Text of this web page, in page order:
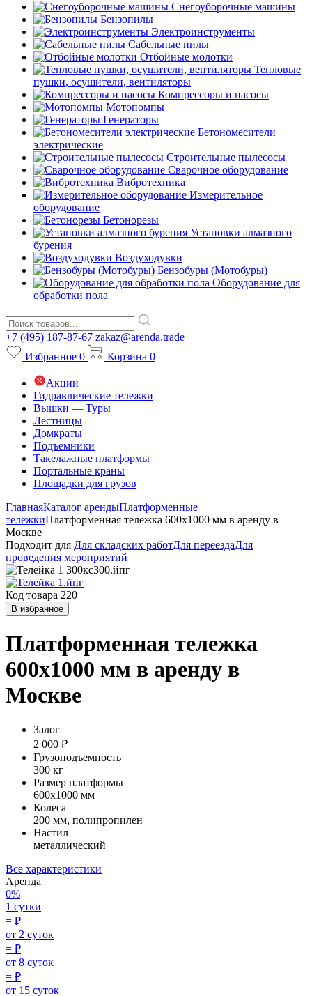
Снегоуборочные машины
Бензопилы
Электроинструменты
Сабельные пилы
Отбойные молотки
Тепловые
пушки, осушители, вентиляторы
Компрессоры и насосы
Мотопомпы
Генераторы
Бетономесители
электрические
Строительные пылесосы
Сварочное оборудование
Вибротехника
Измерительное
оборудование
Бетонорезы
Установки алмазного
бурения
Воздуходувки
Бензобуры (Мотобуры)
Оборудование для
обработки пола
+7 (495) 187-87-67 zakaz@arenda.trade
Избранное 0 Корзина 0
Акции
Гидравлические тележки
Вышки — Туры
Лестницы
Домкраты
Подъемники
Такелажные платформы
Портальные краны
Площадки для грузов
ГлавнаяКаталог арендыПлатформенные
тележкиПлатформенная тележка 600х1000 мм в аренду в
Москве
Подходит для Для складских работДля переездаДля
проведения мероприятий
Код товара 220
В избранное
Платформенная тележка
600х1000 мм в аренду в
Москве
Залог
2 000 ₽
Грузоподъемность
300 кг
Размер платформы
600х1000 мм
Колеса
200 мм, полипропилен
Настил
металлический
Все характеристики
Аренда
0%
1 сутки
= ₽
от 2 суток
= ₽
от 8 суток
= ₽
от 15 суток